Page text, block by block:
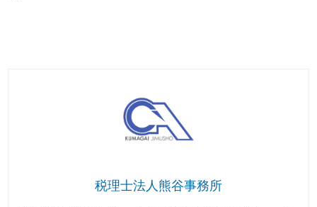
税理士法人熊谷事務所